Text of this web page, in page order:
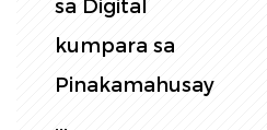
Pagkonsumo ng
Elektrisidad:
Ang pagp...